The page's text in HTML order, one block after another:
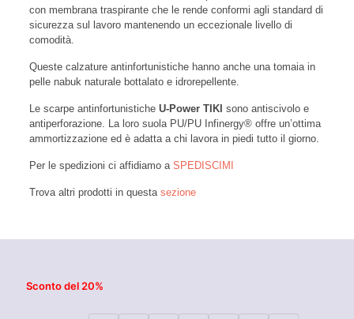
con membrana traspirante che le rende conformi agli standard di
sicurezza sul lavoro mantenendo un eccezionale livello di
comodità.
Queste calzature antinfortunistiche hanno anche una tomaia in
pelle nabuk naturale bottalato e idrorepellente.
Le scarpe antinfortunistiche U-Power TIKI sono antiscivolo e
antiperforazione. La loro suola PU/PU Infinergy® offre un’ottima
ammortizzazione ed è adatta a chi lavora in piedi tutto il giorno.
Per le spedizioni ci affidiamo a SPEDISCIMI
Trova altri prodotti in questa sezione
Sconto del 20%